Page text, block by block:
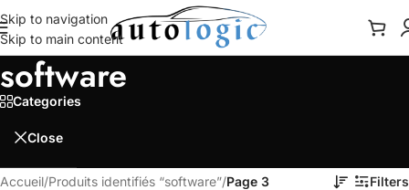
Skip to navigation
Skip to main content
software
Categories
Close
Accueil/Produits identifiés “software”/Page 3 Filters